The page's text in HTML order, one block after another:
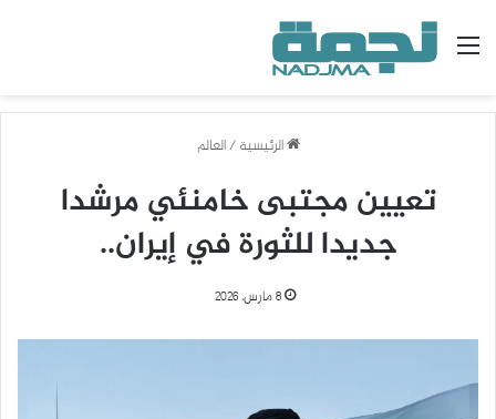
القائمة
الرئيسية / العالم
تعيين مجتبى خامنئي مرشدا
جديدا للثورة في إيران..
8 مارس، 2026